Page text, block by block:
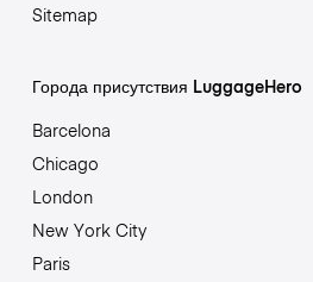
Sitemap
Города присутствия LuggageHero
Barcelona
Chicago
London
New York City
Paris